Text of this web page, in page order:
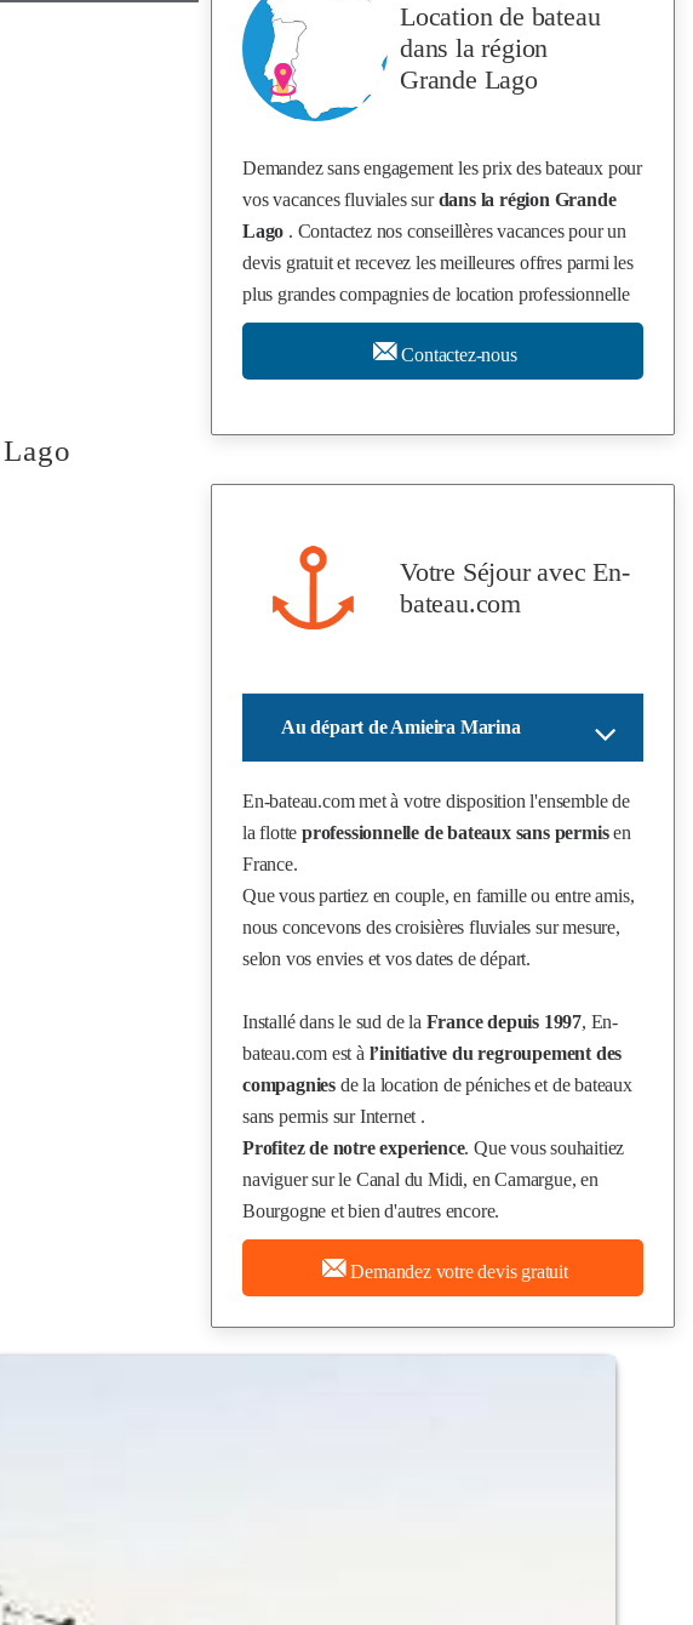
Location de bateau
dans la région
Grande Lago
Demandez sans engagement les prix des bateaux pour
vos vacances fluviales surdans la région Grande
Lago . Contactez nos conseillères vacances pour un
devis gratuit et recevez les meilleures offres parmi les
plus grandes compagnies de location professionnelle
Contactez-nous
Votre Séjour avecEn-
bateau.com
Au départ de Amieira Marina
En-bateau.commet à votre disposition l'ensemble de
la flotte professionnelle de bateaux sans permisen
France.
Que vous partiez en couple, en famille ou entre amis,
nous concevons des croisières fluviales sur mesure,
selon vos envies et vos dates de départ.
Installé dans le sud de la France depuis 1997, En-
bateau.com est à l’initiative du regroupement des
compagniesde la location de péniches et de bateaux
sans permis sur Internet .
Profitez de notre experience. Que vous souhaitiez
naviguer sur le Canal du Midi, en Camargue, en
Bourgogne et bien d'autres encore.
Demandez votre devis gratuit